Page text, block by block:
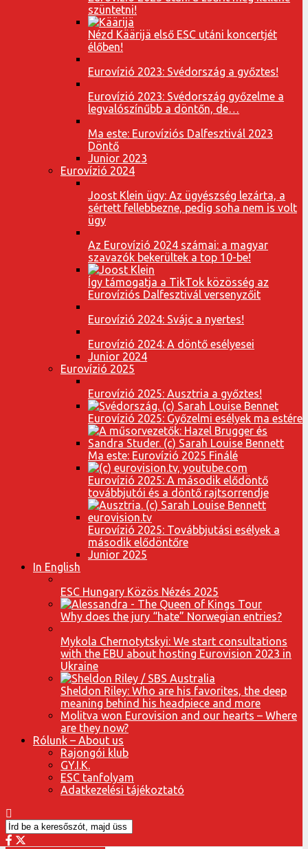
szüntetni!
Nézd Käärijä első ESC utáni koncertjét
élőben!
Eurovízió 2023: Svédország a győztes!
Eurovízió 2023: Svédország győzelme a
legvalószínűbb a döntőn, de…
Ma este: Eurovíziós Dalfesztivál 2023
Döntő
Junior 2023
Eurovízió 2024
Joost Klein ügy: Az ügyészség lezárta, a
sértett fellebbezne, pedig soha nem is volt
ügy
Az Eurovízió 2024 számai: a magyar
szavazók bekerültek a top 10-be!
Így támogatja a TikTok közösség az
Eurovíziós Dalfesztivál versenyzőit
Eurovízió 2024: Svájc a nyertes!
Eurovízió 2024: A döntő esélyesei
Junior 2024
Eurovízió 2025
Eurovízió 2025: Ausztria a győztes!
Eurovízió 2025: Győzelmi esélyek ma estére
Ma este: Eurovízió 2025 Finálé
Eurovízió 2025: A második elődöntő
továbbjutói és a döntő rajtsorrendje
Eurovízió 2025: Továbbjutási esélyek a
második elődöntőre
Junior 2025
In English
ESC Hungary Közös Nézés 2025
Why does the jury “hate” Norwegian entries?
Mykola Chernotytskyi: We start consultations
with the EBU about hosting Eurovision 2023 in
Ukraine
Sheldon Riley: Who are his favorites, the deep
meaning behind his headpiece and more
Molitva won Eurovision and our hearts – Where
are they now?
Rólunk – About us
Rajongói klub
GY.I.K.
ESC tanfolyam
Adatkezelési tájékoztató